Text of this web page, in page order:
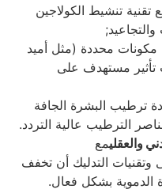
تقنية تنشيط الكولاجين
مكونات محددة (مثل أميد
تأثير مستهدف على
ترطيب البشرة الجافة
الترطيب عالية التردد.
والعقليمع
وتقنيات التدليك أن تخفف
الدموية بشكل فعال.